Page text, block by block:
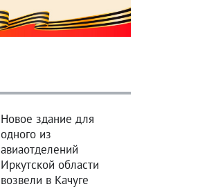
Новое здание для
одного из
авиаотделений
Иркутской области
возвели в Качуге